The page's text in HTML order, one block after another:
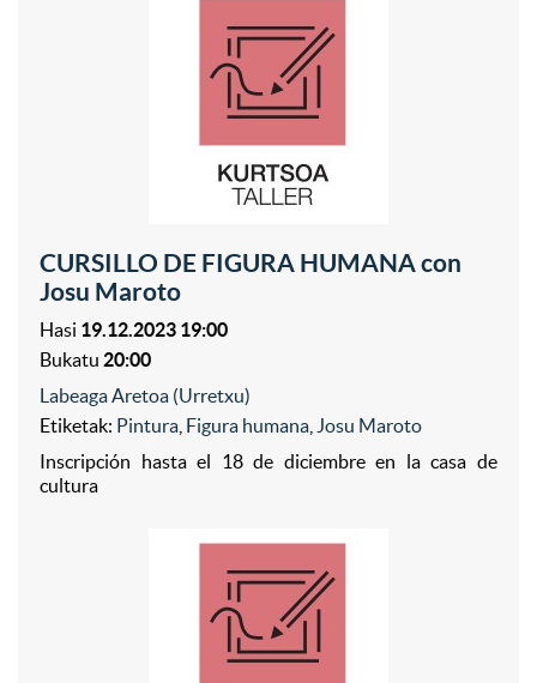
CURSILLO DE FIGURA HUMANA con
Josu Maroto
Hasi 19.12.2023 19:00
Bukatu 20:00
Labeaga Aretoa (Urretxu)
Etiketak: Pintura Figura humana Josu Maroto
Inscripción hasta el 18 de diciembre en la casa de
cultura